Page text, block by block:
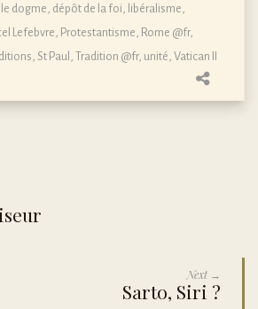
dogme, dépôt de la foi libéralisme
Lefebvre Protestantisme Rome @fr,
St Paul Tradition @fr, unité Vatican II
Next →
Sarto, Siri ?